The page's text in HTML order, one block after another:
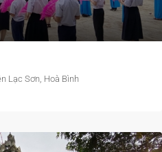
Lạc Sơn, Hoà Bình